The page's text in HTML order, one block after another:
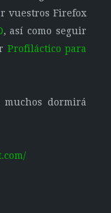
vuestros Firefox
, así como seguir
Profiláctico para
dormirá